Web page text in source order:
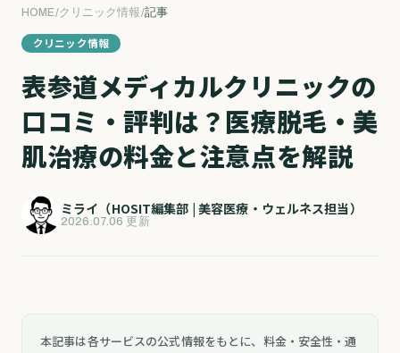
HOME/クリニック情報/記事
クリニック情報
表参道メディカルクリニックの
口コミ・評判は？医療脱毛・美
肌治療の料金と注意点を解説
ミライ（HOSIT編集部 | 美容医療・ウェルネス担当）
2026.07.06 更新
本記事は各サービスの公式情報をもとに、料金・安全性・通